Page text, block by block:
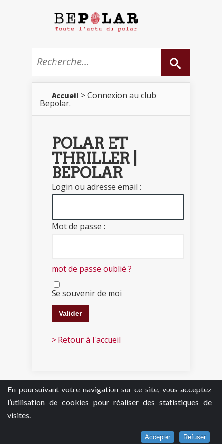
En poursuivant votre navigation sur ce site, vous acceptez
l’utilisation de cookies pour réaliser des statistiques de
visites.
Accepter Refuser
Accueil > Connexion au club
Bepolar.
POLAR ET
THRILLER |
BEPOLAR
Login ou adresse email :
Mot de passe :
mot de passe oublié ?
Se souvenir de moi
> Retour à l'accueil